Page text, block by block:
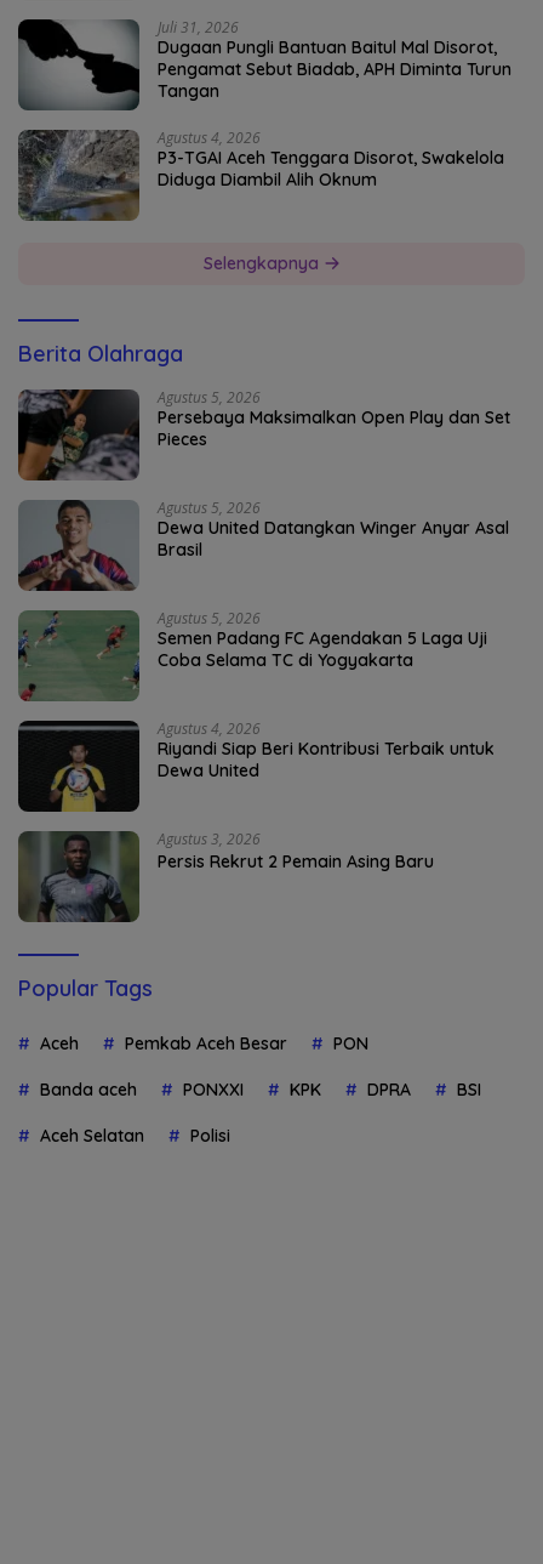
Juli 31, 2026
Dugaan Pungli Bantuan Baitul Mal Disorot,
Pengamat Sebut Biadab, APH Diminta Turun
Tangan
Agustus 4, 2026
P3-TGAI Aceh Tenggara Disorot, Swakelola
Diduga Diambil Alih Oknum
Selengkapnya
Berita Olahraga
Agustus 5, 2026
Persebaya Maksimalkan Open Play dan Set
Pieces
Agustus 5, 2026
Dewa United Datangkan Winger Anyar Asal
Brasil
Agustus 5, 2026
Semen Padang FC Agendakan 5 Laga Uji
Coba Selama TC di Yogyakarta
Agustus 4, 2026
Riyandi Siap Beri Kontribusi Terbaik untuk
Dewa United
Agustus 3, 2026
Persis Rekrut 2 Pemain Asing Baru
Popular Tags
Aceh Pemkab Aceh Besar PON
Banda aceh PONXXI KPK DPRA BSI
Aceh Selatan Polisi